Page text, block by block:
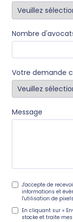
Nombre
Votre demande
Message
J'accepte de
informations et
l'utilisation de
En cliquant sur «
stocke et traite